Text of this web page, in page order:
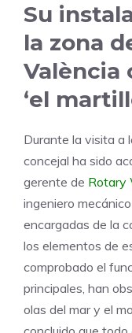
Su
la zona
València
‘el
Durante la visita a
concejal ha sido
gerente de Rotary
ingeniero
encargadas de la
los elementos de
comprobado el
principales, han
olas del mar y el